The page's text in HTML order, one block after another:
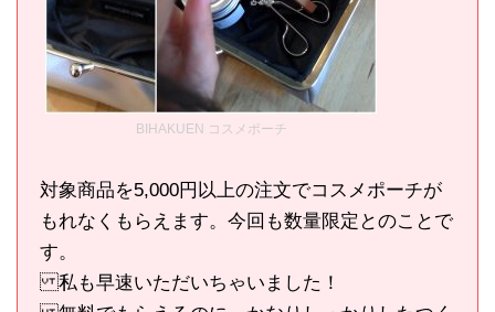
BIHAKUEN コスメポーチ
対象商品を5,000円以上の注文でコスメポーチが
もれなくもらえます。今回も数量限定とのことで
す。
私も早速いただいちゃいました！